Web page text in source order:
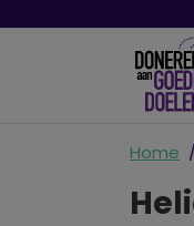
Home